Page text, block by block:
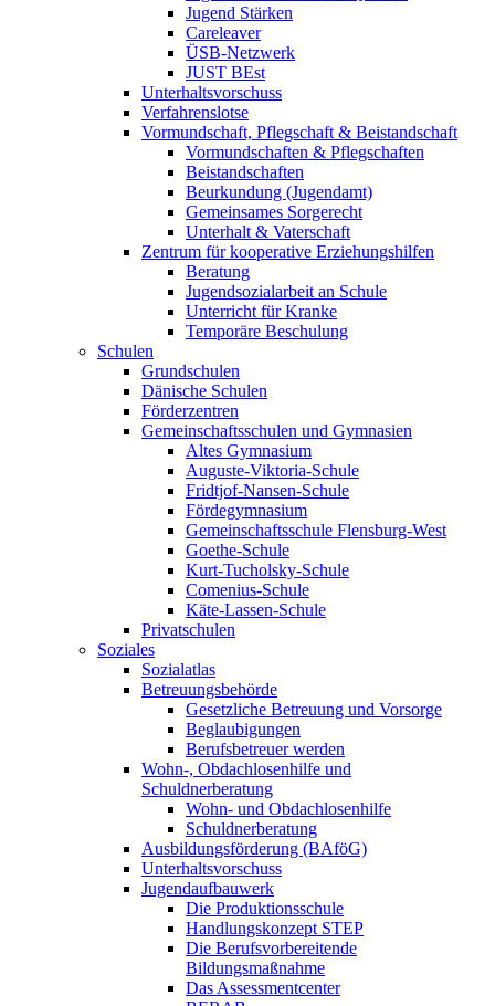
Jugend Stärken
Careleaver
ÜSB-Netzwerk
JUST BEst
Unterhaltsvorschuss
Verfahrenslotse
Vormundschaft, Pflegschaft & Beistandschaft
Vormundschaften & Pflegschaften
Beistandschaften
Beurkundung (Jugendamt)
Gemeinsames Sorgerecht
Unterhalt & Vaterschaft
Zentrum für kooperative Erziehungshilfen
Beratung
Jugendsozialarbeit an Schule
Unterricht für Kranke
Temporäre Beschulung
Schulen
Grundschulen
Dänische Schulen
Förderzentren
Gemeinschaftsschulen und Gymnasien
Altes Gymnasium
Auguste-Viktoria-Schule
Fridtjof-Nansen-Schule
Fördegymnasium
Gemeinschaftsschule Flensburg-West
Goethe-Schule
Kurt-Tucholsky-Schule
Comenius-Schule
Käte-Lassen-Schule
Privatschulen
Soziales
Sozialatlas
Betreuungsbehörde
Gesetzliche Betreuung und Vorsorge
Beglaubigungen
Berufsbetreuer werden
Wohn-, Obdachlosenhilfe und
Schuldnerberatung
Wohn- und Obdachlosenhilfe
Schuldnerberatung
Ausbildungsförderung (BAföG)
Unterhaltsvorschuss
Jugendaufbauwerk
Die Produktionsschule
Handlungskonzept STEP
Die Berufsvorbereitende
Bildungsmaßnahme
Das Assessmentcenter